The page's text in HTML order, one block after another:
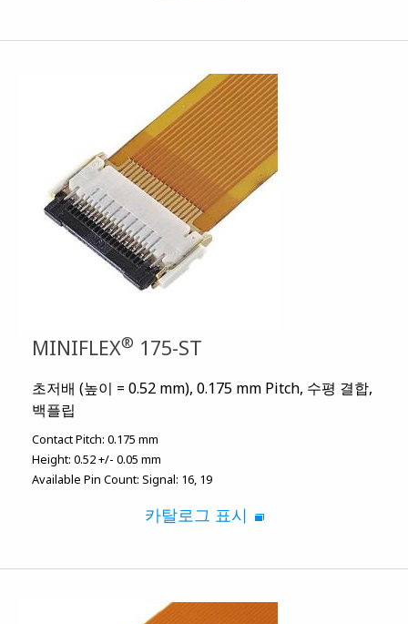
MINIFLEX® 175-ST
초저배 (높이 = 0.52 mm), 0.175 mm Pitch, 수평 결합,
백플립
Contact Pitch: 0.175 mm
Height: 0.52 +/- 0.05 mm
Available Pin Count: Signal: 16, 19
카탈로그 표시